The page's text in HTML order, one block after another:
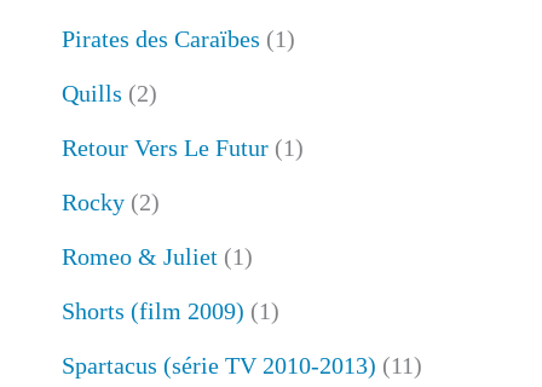
Pirates des Caraïbes (1)
Quills (2)
Retour Vers Le Futur(1)
Rocky(2)
Romeo & Juliet(1)
Shorts (film 2009) (1)
Spartacus (série TV 2010-2013) (11)